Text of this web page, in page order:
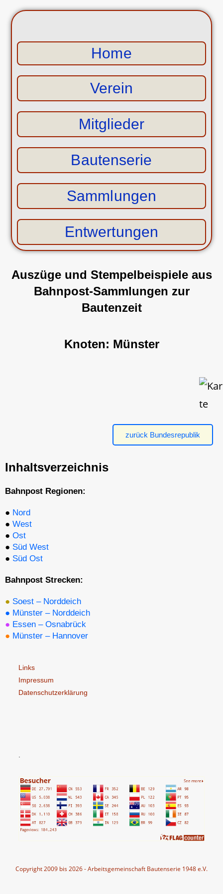
Home
Verein
Mitglieder
Bautenserie
Sammlungen
Entwertungen
Auszüge und Stempelbeispiele aus
Bahnpost-Sammlungen zur
Bautenzeit
Knoten: Münster
zurück Bundesrepublik
Inhaltsverzeichnis
Bahnpost Regionen:
● Nord
● West
● Ost
● Süd West
● Süd Ost
Bahnpost Strecken:
● Soest – Norddeich
● Münster – Norddeich
● Essen – Osnabrück
● Münster – Hannover
Links
Impressum
Datenschutzerklärung
Copyright 2009 bis 2026 - Arbeitsgemeinschaft Bautenserie 1948 e.V.